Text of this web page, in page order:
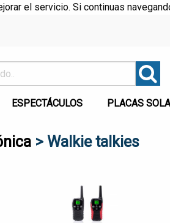
el servicio. Si continuas
ESPECTÁCULOS PLACAS
> Walkie talkies